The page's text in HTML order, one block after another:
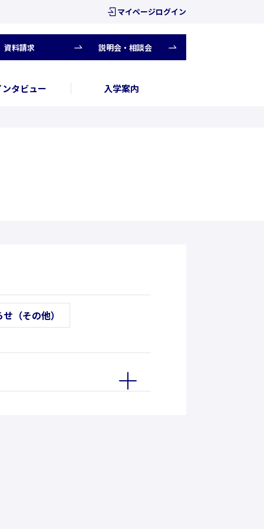
マイページログイン
資料請求 説明会・相談会
ンタビュー 入学案内
（その他）